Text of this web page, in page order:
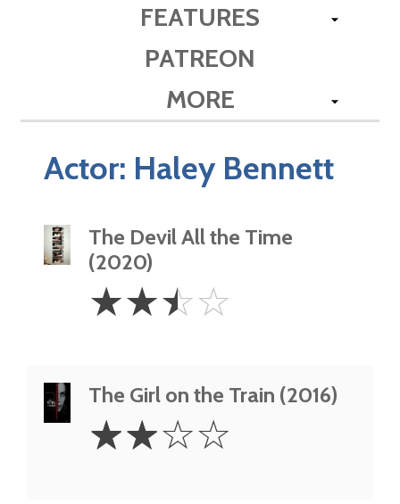
FEATURES
PATREON
MORE
Actor: Haley Bennett
The Devil All the Time
(2020)
2.5
Stars
☆☆☆☆
The Girl on the Train (2016)
Stars
☆☆☆☆